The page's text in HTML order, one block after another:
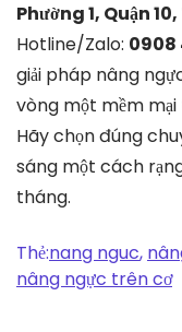
Phường 1, Quận
Hotline/Zalo: 0908
giải pháp nâng
vòng một mềm
Hãy chọn đúng
sáng một cách
tháng.
Thẻ:nang nguc,
nâng ngực trên cơ